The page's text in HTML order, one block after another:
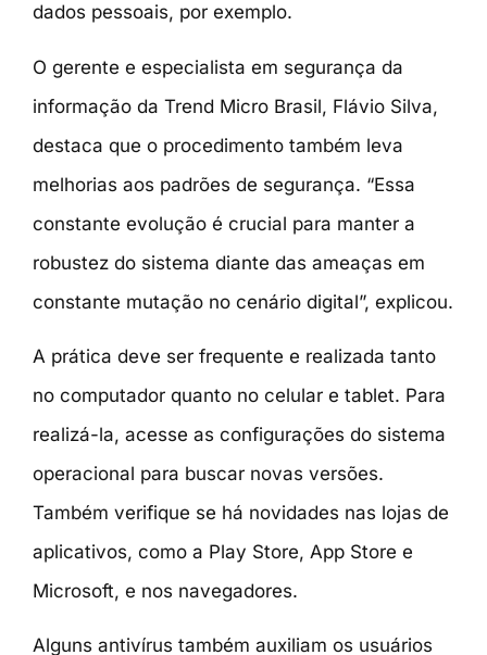
dados pessoais, por exemplo.
O gerente e especialista em segurança da
informação da Trend Micro Brasil, Flávio Silva,
destaca que o procedimento também leva
melhorias aos padrões de segurança. “Essa
constante evolução é crucial para manter a
robustez do sistema diante das ameaças em
constante mutação no cenário digital”, explicou.
A prática deve ser frequente e realizada tanto
no computador quanto no celular e tablet. Para
realizá-la, acesse as configurações do sistema
operacional para buscar novas versões.
Também verifique se há novidades nas lojas de
aplicativos, como a Play Store, App Store e
Microsoft, e nos navegadores.
Alguns antivírus também auxiliam os usuários